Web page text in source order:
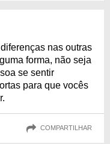
nas outras
forma, não seja
se sentir
para que vocês
COMPARTILHAR